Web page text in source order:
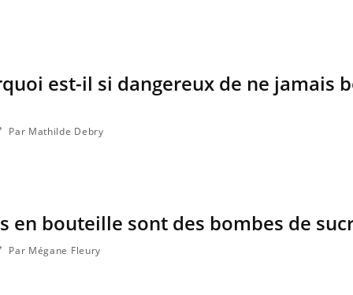
est-il si dangereux de ne jamais
Par Mathilde Debry
en bouteille sont des bombes de
Par Mégane Fleury